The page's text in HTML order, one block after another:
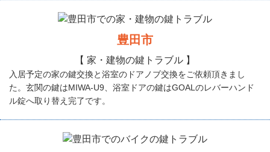
豊田市
【 家・建物の鍵トラブル 】
入居予定の家の鍵交換と浴室のドアノブ交換をご依頼頂きまし
た。玄関の鍵はMIWA-U9、浴室ドアの鍵はGOALのレバーハンド
ル錠へ取り替え完了です。